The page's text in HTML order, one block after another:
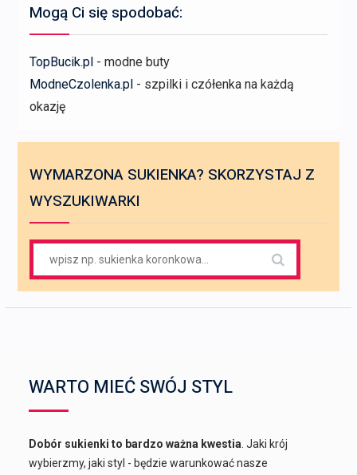
Mogą Ci się spodobać:
TopBucik.pl - modne buty
ModneCzolenka.pl - szpilki i czółenka na każdą
okazję
WYMARZONA SUKIENKA? SKORZYSTAJ Z
WYSZUKIWARKI
for:
WARTO MIEĆ SWÓJ STYL
Dobór sukienki to bardzo ważna kwestia. Jaki krój
wybierzmy, jaki styl - będzie warunkować nasze